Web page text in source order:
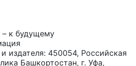
к будущему
издателя: 450054, Российская
Башкортостан, г. Уфа,